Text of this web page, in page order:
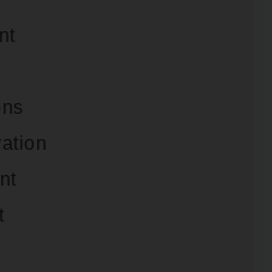
— Soci­al